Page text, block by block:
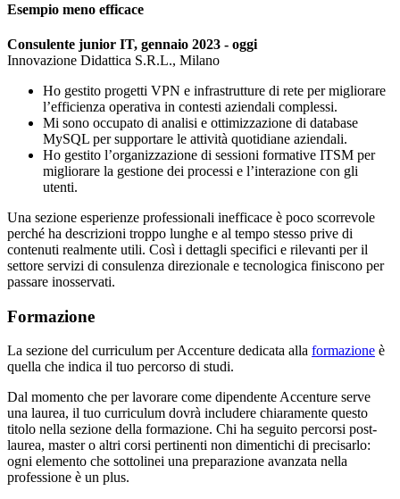
Esempio meno efficace
Consulente junior IT, gennaio 2023 - oggi
Innovazione Didattica S.R.L., Milano
Ho gestito progetti VPN e infrastrutture di rete per migliorare
l’efficienza operativa in contesti aziendali complessi.
Mi sono occupato di analisi e ottimizzazione di database
MySQL per supportare le attività quotidiane aziendali.
Ho gestito l’organizzazione di sessioni formative ITSM per
migliorare la gestione dei processi e l’interazione con gli
utenti.
Una sezione esperienze professionali inefficace è poco scorrevole
perché ha descrizioni troppo lunghe e al tempo stesso prive di
contenuti realmente utili. Così i dettagli specifici e rilevanti per il
settore servizi di consulenza direzionale e tecnologica finiscono per
passare inosservati.
Formazione
La sezione del curriculum per Accenture dedicata alla formazione è
quella che indica il tuo percorso di studi.
Dal momento che per lavorare come dipendente Accenture serve
una laurea, il tuo curriculum dovrà includere chiaramente questo
titolo nella sezione della formazione. Chi ha seguito percorsi post-
laurea, master o altri corsi pertinenti non dimentichi di precisarlo:
ogni elemento che sottolinei una preparazione avanzata nella
professione è un plus.